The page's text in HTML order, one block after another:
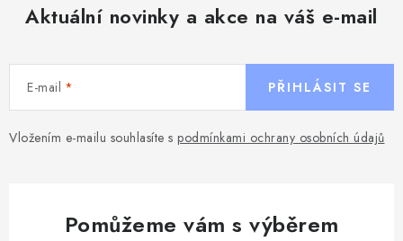
Aktuální novinky a akce na váš e-mail
E-mail
Vložením e-mailu souhlasíte s podmínkami ochrany osobních údajů
PŘIHLÁSIT SE
Pomůžeme vám s výběrem